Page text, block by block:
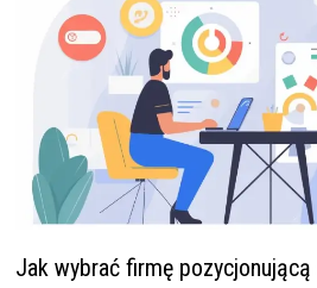
Jak wybrać firmę